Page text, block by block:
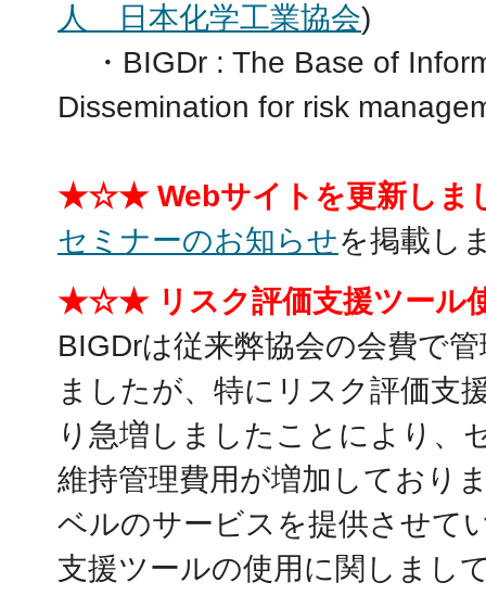
人 日本化学工業協会)
・BIGDr : The Base of
Dissemination for risk
★☆★ Webサイトを更新しま
セミナーのお知らせを掲載し
★☆★ リスク評価支援ツール
BIGDrは従来弊協会の会費で
ましたが、特にリスク評価支
り急増しましたことにより、
維持管理費用が増加しており
ベルのサービスを提供させて
支援ツールの使用に関しまし